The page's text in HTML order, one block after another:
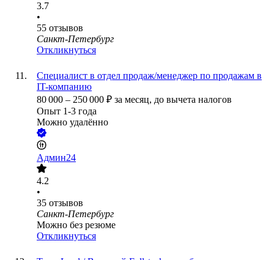
3.7
•
55 отзывов
Санкт-Петербург
Откликнуться
Специалист в отдел продаж/менеджер по продажам в
IT-компанию
80 000 – 250 000 ₽ за месяц, до вычета налогов
Опыт 1-3 года
Можно удалённо
Админ24
4.2
•
35 отзывов
Санкт-Петербург
Можно без резюме
Откликнуться